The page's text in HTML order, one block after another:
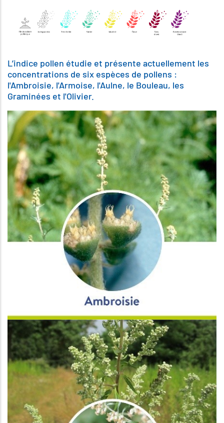
L’indice pollen étudie et présente actuellement les
concentrations de six espèces de pollens :
l'Ambroisie, l'Armoise, l'Aulne, le Bouleau, les
Graminées et l'Olivier.